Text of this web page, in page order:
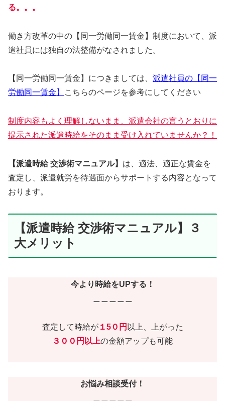
る。。。
働き方改革の中の【同一労働同一賃金】制度において、派
遣社員には独自の法整備がなされました。
【同一労働同一賃金】につきましては、 派遣社員の【同一
労働同一賃金】
こちらのページを参考にしてください
制度内容もよく理解しないまま、派遣会社の言うとおりに
提示された派遣時給をそのまま受け入れていませんか？！
【派遣時給 交渉術マニュアル】 は、適法、適正な賃金を
査定し、派遣就労を待遇面からサポートする内容となって
おります。
【派遣時給 交渉術マニュアル】３
大メリット
今より時給をUPする！
査定して時給が１5０円 以上、上がった
３００円以上の金額アップも可能
お悩み相談受付！